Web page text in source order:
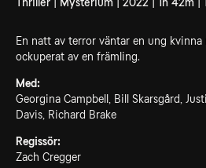
En natt av terror väntar en ung
ockuperat av en främling.
Med:
Georgina Campbell, Bill Skarsgård,
Davis, Richard Brake
Regissör:
Zach Cregger